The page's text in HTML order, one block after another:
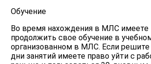
Обучение
Во время нахождения в МЛС имеете
продолжить свое обучение в
организованном в МЛС. Если решите
дни занятий имеете право уйти с